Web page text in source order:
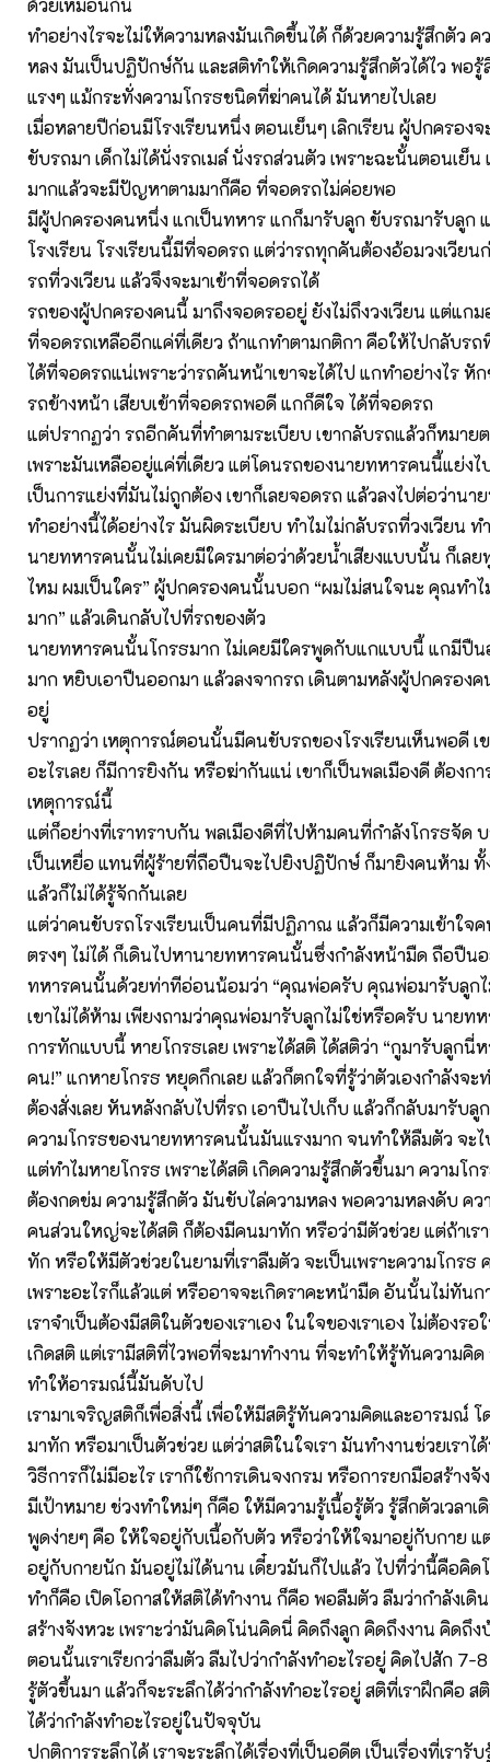
ทำอย่างไรจะไม่ให้ความหลงมันเกิดขึ้นได้ ก็ด้วยความรู้สึกตัว ค
หลง มันเป็นปฏิปักษ์กัน และสติทำให้เกิดความรู้สึกตัวได้ไว พอ
แรงๆ แม้กระทั่งความโกรธชนิดที่ฆ่าคนได้ มันหายไปเลย
เมื่อหลายปีก่อนมีโรงเรียนหนึ่ง ตอนเย็นๆ เลิกเรียน ผู้ปกครอง
ขับรถมา เด็กไม่ได้นั่งรถเมล์ นั่งรถส่วนตัว เพราะฉะนั้นตอนเย็น
มากแล้วจะมีปัญหาตามมาก็คือ ที่จอดรถไม่ค่อยพอ
มีผู้ปกครองคนหนึ่ง แกเป็นทหาร แกก็มารับลูก ขับรถมารับลูก
โรงเรียน โรงเรียนนี้มีที่จอดรถ แต่ว่ารถทุกคันต้องอ้อมวงเวีย
รถที่วงเวียน แล้วจึงจะมาเข้าที่จอดรถได้
รถของผู้ปกครองคนนี้ มาถึงจอดรออยู่ ยังไม่ถึงวงเวียน แต่แกม
ที่จอดรถเหลืออีกแค่ที่เดียว ถ้าแกทำตามกติกา คือให้ไปกลับรถ
ได้ที่จอดรถแน่เพราะว่ารถคันหน้าเขาจะได้ไป แกทำอย่างไร หั
รถข้างหน้า เสียบเข้าที่จอดรถพอดี แกก็ดีใจ ได้ที่จอดรถ
แต่ปรากฏว่า รถอีกคันที่ทำตามระเบียบ เขากลับรถแล้วก็หมา
เพราะมันเหลืออยู่แค่ที่เดียว แต่โดนรถของนายทหารคนนี้แย่งไ
เป็นการแย่งที่มันไม่ถูกต้อง เขาก็เลยจอดรถ แล้วลงไปต่อว่าน
ทำอย่างนี้ได้อย่างไร มันผิดระเบียบ ทำไมไม่กลับรถที่วงเวียน ท
นายทหารคนนั้นไม่เคยมีใครมาต่อว่าด้วยน้ำเสียงแบบนั้น ก็เล
ไหม ผมเป็นใคร” ผู้ปกครองคนนั้นบอก “ผมไม่สนใจนะ คุณทำ
มาก” แล้วเดินกลับไปที่รถของตัว
นายทหารคนนั้นโกรธมาก ไม่เคยมีใครพูดกับแกแบบนี้ แกมีปืน
มาก หยิบเอาปืนออกมา แล้วลงจากรถ เดินตามหลังผู้ปกครอง
อยู่
ปรากฏว่า เหตุการณ์ตอนนั้นมีคนขับรถของโรงเรียนเห็นพอดี เ
อะไรเลย ก็มีการยิงกัน หรือฆ่ากันแน่ เขาก็เป็นพลเมืองดี ต้องกา
เหตุการณ์นี้
แต่ก็อย่างที่เราทราบกัน พลเมืองดีที่ไปห้ามคนที่กำลังโกรธจัด บ
เป็นเหยื่อ แทนที่ผู้ร้ายที่ถือปืนจะไปยิงปฏิปักษ์ ก็มายิงคนห้าม ทั้
แล้วก็ไม่ได้รู้จักกันเลย
แต่ว่าคนขับรถโรงเรียนเป็นคนที่มีปฏิภาณ แล้วก็มีความเข้าใจ
ตรงๆ ไม่ได้ ก็เดินไปหานายทหารคนนั้นซึ่งกำลังหน้ามืด ถือปืน
ทหารคนนั้นด้วยท่าทีอ่อนน้อมว่า “คุณพ่อครับ คุณพ่อมารับลูกไ
เขาไม่ได้ห้าม เพียงถามว่าคุณพ่อมารับลูกไม่ใช่หรือครับ นาย
การทักแบบนี้ หายโกรธเลย เพราะได้สติ ได้สติว่า “กูมารับลูกนี่
คน!” แกหายโกรธ หยุดกึกเลย แล้วก็ตกใจที่รู้ว่าตัวเองกำลังจะ
ต้องสั่งเลย หันหลังกลับไปที่รถ เอาปืนไปเก็บ แล้วก็กลับมารับลูก
ความโกรธของนายทหารคนนั้นมันแรงมาก จนทำให้ลืมตัว จะไ
แต่ทำไมหายโกรธ เพราะได้สติ เกิดความรู้สึกตัวขึ้นมา ความโก
ต้องกดข่ม ความรู้สึกตัว มันขับไล่ความหลง พอความหลงดับ ค
คนส่วนใหญ่จะได้สติ ก็ต้องมีคนมาทัก หรือว่ามีตัวช่วย แต่ถ้าเร
ทัก หรือให้มีตัวช่วยในยามที่เราลืมตัว จะเป็นเพราะความโกรธ
เพราะอะไรก็แล้วแต่ หรืออาจจะเกิดราคะหน้ามืด อันนั้นไม่ทันก
เราจำเป็นต้องมีสติในตัวของเราเอง ในใจของเราเอง ไม่ต้องร
เกิดสติ แต่เรามีสติที่ไวพอที่จะมาทำงาน ที่จะทำให้รู้ทันความคิ
ทำให้อารมณ์นี้มันดับไป
เรามาเจริญสติก็เพื่อสิ่งนี้ เพื่อให้มีสติรู้ทันความคิดและอารมณ์
มาทัก หรือมาเป็นตัวช่วย แต่ว่าสติในใจเรา มันทำงานช่วยเราไ
วิธีการก็ไม่มีอะไร เราก็ใช้การเดินจงกรม หรือการยกมือสร้างจั
มีเป้าหมาย ช่วงทำใหม่ๆ ก็คือ ให้มีความรู้เนื้อรู้ตัว รู้สึกตัวเวลาเ
พูดง่ายๆ คือ ให้ใจอยู่กับเนื้อกับตัว หรือว่าให้ใจมาอยู่กับกาย แ
อยู่กับกายนัก มันอยู่ไม่ได้นาน เดี๋ยวมันก็ไปแล้ว ไปที่ว่านี้คือคิด
ทำก็คือ เปิดโอกาสให้สติได้ทำงาน ก็คือ พอลืมตัว ลืมว่ากำลังเดิ
สร้างจังหวะ เพราะว่ามันคิดโน่นคิดนี่ คิดถึงลูก คิดถึงงาน คิดถึง
ตอนนั้นเราเรียกว่าลืมตัว ลืมไปว่ากำลังทำอะไรอยู่ คิดไปสัก 7-8
รู้ตัวขึ้นมา แล้วก็จะระลึกได้ว่ากำลังทำอะไรอยู่ สติที่เราฝึกคือ ส
ได้ว่ากำลังทำอะไรอยู่ในปัจจุบัน
ปกติการระลึกได้ เราจะระลึกได้เรื่องที่เป็นอดีต เป็นเรื่องที่เรารั